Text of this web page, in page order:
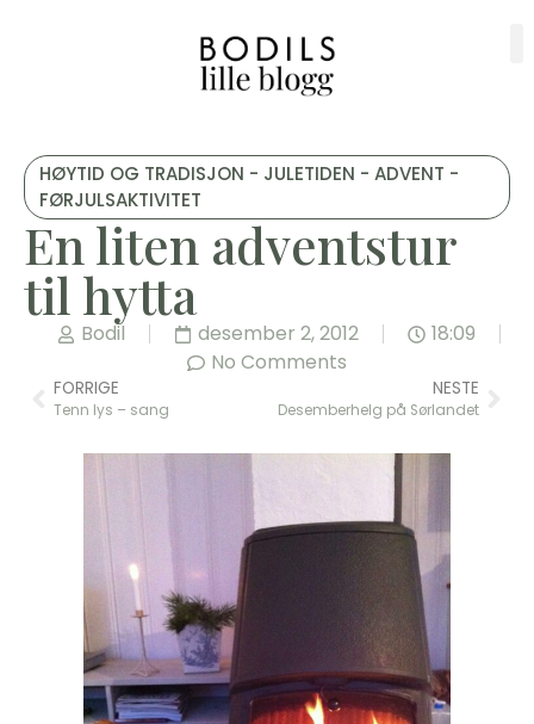
HØYTID OG TRADISJON - JULETIDEN - ADVENT -
FØRJULSAKTIVITET
En liten adventstur
til hytta
Bodil desember 2, 2012
18:09
No Comments
FORRIGE
Tenn lys – sang
NESTE
Desemberhelg på Sørlandet